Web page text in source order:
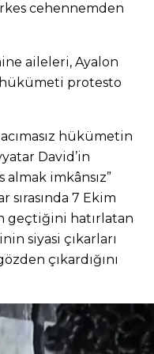
cehennemden
aileleri, Ayalon
protesto
hükümetin
David’in
imkânsız”
7 Ekim
geçtiğini hatırlatan
siyasi çıkarları
çıkardığını